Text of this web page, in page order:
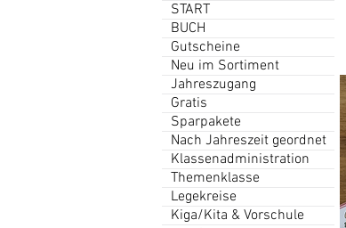
START
BUCH
Gutscheine
Neu im Sortiment
Jahreszugang
Gratis
Sparpakete
Nach Jahreszeit geordnet
Klassenadministration
Themenklasse
Legekreise
Kiga/Kita & Vorschule